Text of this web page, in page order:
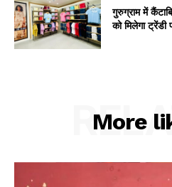
गुरुग्राम में
को मिलेगा ट्रेंडी
More